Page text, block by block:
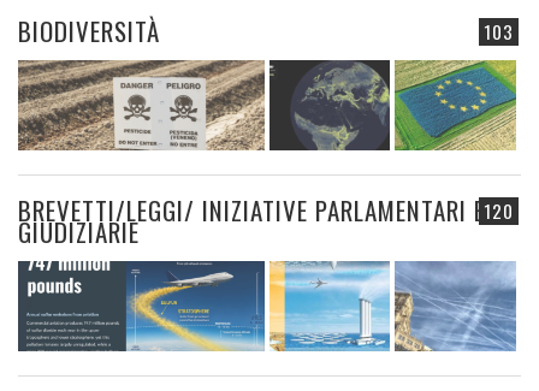
103
BIODIVERSITÀ
120
BREVETTI/LEGGI/ INIZIATIVE PARLAMENTARI E
GIUDIZIARIE